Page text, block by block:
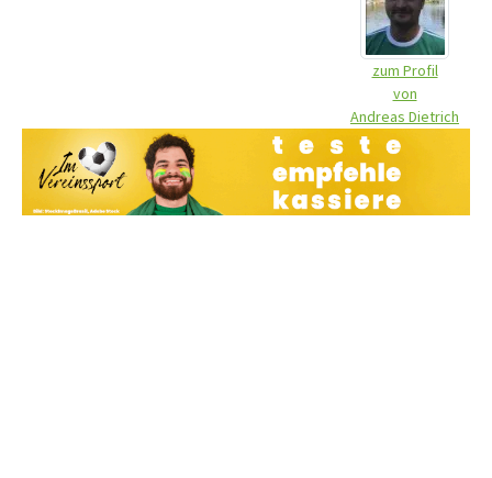
zum Profil
von
Andreas Dietrich